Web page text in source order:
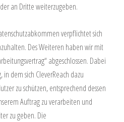
an Dritte weiterzugeben.
verpflichtet sich
Des Weiteren haben wir mit
abgeschlossen. Dabei
dem sich CleverReach dazu
zu schützen, entsprechend dessen
Auftrag zu verarbeiten und
zu geben. Die